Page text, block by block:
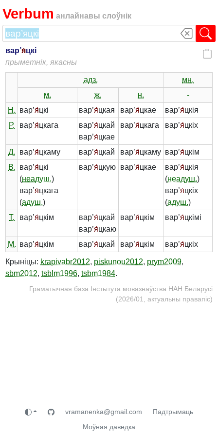
Verbum анлайнавы слоўнік
вар’я́цкі
прыметнік, якасны
адз.
мн.
м.
ж. н.
-
Н. вар’я́цкі вар’я́цкая вар’я́цкае вар’я́цкія
Р.
вар’я́цкага вар’я́цкай
вар’я́цкае
вар’я́цкага вар’я́цкіх
Д. вар’я́цкаму вар’я́цкай вар’я́цкаму вар’я́цкім
В. вар’я́цкі
(неадуш.)
вар’я́цкага
(адуш.)
вар’я́цкую вар’я́цкае вар’я́цкія
(неадуш.)
вар’я́цкіх
(адуш.)
Т.
вар’я́цкім вар’я́цкай
вар’я́цкаю
вар’я́цкім вар’я́цкімі
М. вар’я́цкім вар’я́цкай вар’я́цкім вар’я́цкіх
Крыніцы: krapivabr2012, piskunou2012, prym2009,
sbm2012, tsblm1996, tsbm1984.
Граматычная база Інстытута мовазнаўства НАН Беларусі
(2026/01, актуальны правапіс)
vramanenka@gmail.com
Падтрымаць
Моўная даведка